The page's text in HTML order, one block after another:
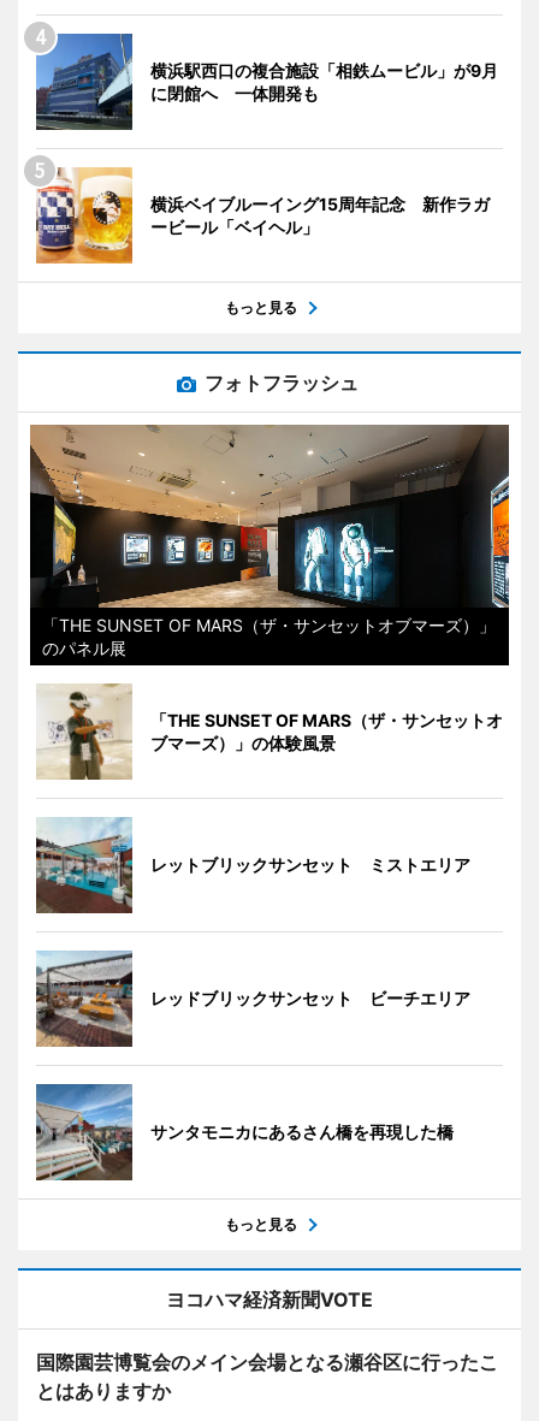
横浜駅西口の複合施設「相鉄ムービル」が9月
に閉館へ 一体開発も
横浜ベイブルーイング15周年記念 新作ラガ
ービール「ベイヘル」
もっと見る
フォトフラッシュ
「THE SUNSET OF MARS（ザ・サンセットオブマーズ）」
のパネル展
「THE SUNSET OF MARS（ザ・サンセットオ
ブマーズ）」の体験風景
レットブリックサンセット ミストエリア
レッドブリックサンセット ビーチエリア
サンタモニカにあるさん橋を再現した橋
もっと見る
ヨコハマ経済新聞VOTE
国際園芸博覧会のメイン会場となる瀬谷区に行ったこ
とはありますか